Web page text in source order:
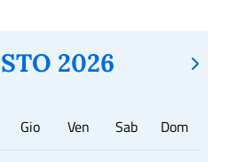
2026
Gio Ven Sab Dom